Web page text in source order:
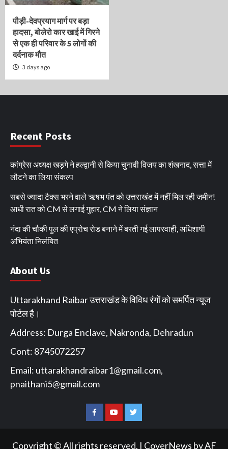
पौड़ी-देवप्रयाग मार्ग पर बड़ा
हादसा, बोलेरो कार खाई में गिरने
से एक ही परिवार के 5 लोगों की
दर्दनाक मौत
3 days ago
Recent Posts
कांग्रेस अध्यक्ष खड़गे ने हल्द्वानी से किया चुनावी विजय का शंखनाद, सत्ता में
लौटने का लिया संकल्प
सबसे ज्यादा टैक्स भरने वाले ऋषभ पंत को उत्तराखंड में नहीं मिल रही जमीन!
आधी रात को CM से लगाई गुहार, CM ने लिया संज्ञान
नंदा की चौकी पुल की एप्रोच रोड बनाने में बरती गई लापरवाही, अधिशाषी
अभियंता निलंबित
About Us
Uttarakhand Raibar उत्तराखंड के विविध रंगों को समर्पित न्यूज
पोर्टल है।
Address: Durga Enclave, Nakronda, Dehradun
Cont: 8745072257
Email: uttarakhandraibar1@gmail.com,
pnaithani5@gmail.com
Facebook
You
Twitter
Copyright © All rights reserved. | CoverNews by AF